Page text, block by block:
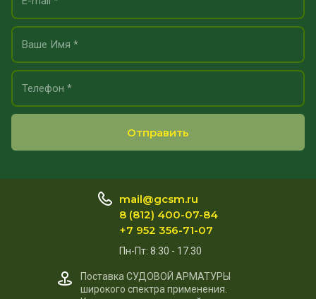
Отправить
mail@gcsm.ru
8 (812) 400-07-84
+7 952 356-71-07
Пн-Пт: 8:30 - 17.30
Поставка СУДОВОЙ АРМАТУРЫ
широкого спектра применения.